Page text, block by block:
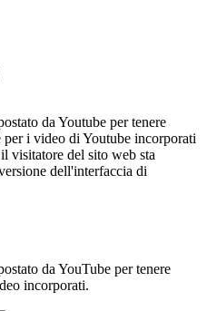
da Youtube per tenere
per i video di Youtube incorporati
visitatore del sito web sta
dell'interfaccia di
da YouTube per tenere
incorporati.